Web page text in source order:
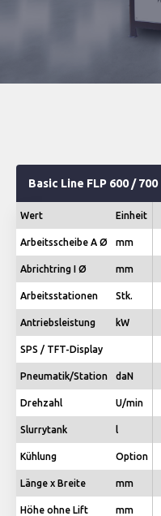
Basic Line FLP 600 / 700
Wert Einheit
Arbeitsscheibe A Ø mm
Abrichtring I Ø mm
Arbeitsstationen Stk.
Antriebsleistung kW
SPS / TFT-Display
Pneumatik/Station daN
Drehzahl U/min
Slurrytank l
Kühlung Option
Länge x Breite mm
Höhe ohne Lift mm